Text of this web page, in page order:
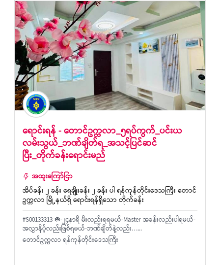
ရောင်းရန် - တောင်ဥက္ကလာ_၅ရပ်ကွက်_ပင်းယ
လမ်းသွယ်_ဘဏ်ချိတ်ရ_အသင့်ပြင်ဆင်
ပြီး_တိုက်ခန်းရောင်းမည်
အထူးကြော်ငြာ
အိပ်ခန်း ၂ ခန်း ရေချိုးခန်း ၂ ခန်း ပါ ရန်ကုန်တိုင်းဒေသကြီး တောင်
ဥက္ကလာ မြို့နယ်ရှိ ရောင်းရန်ရှိသော တိုက်ခန်း
#S00133313 ☘️-၂၄နာရီ မီးလည်းရရမယ်-Master အခန်းလည်းပါရမယ်-
အလွှာနိပ့်လည်းဖြစ်ရမယ်-ဘဏ်ချိတ်နဲ့လည်း…...
တောင်ဥက္ကလာ ရန်ကုန်တိုင်းဒေသကြီး